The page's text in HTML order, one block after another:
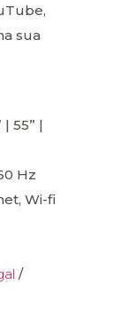
sua
55” |
Hz
Wi-fi
/